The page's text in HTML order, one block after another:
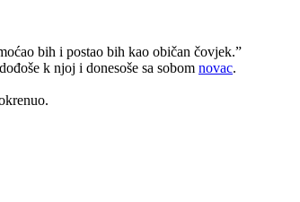
bih i postao bih kao običan čovjek.”
k njoj i donesoše sa sobom novac.